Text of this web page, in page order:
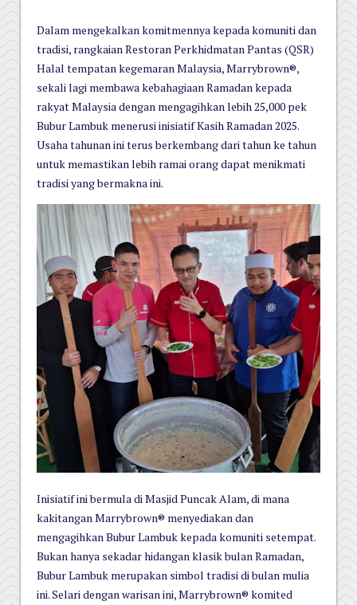
Dalam mengekalkan komitmennya kepada komuniti dan
tradisi, rangkaian Restoran Perkhidmatan Pantas (QSR)
Halal tempatan kegemaran Malaysia, Marrybrown®,
sekali lagi membawa kebahagiaan Ramadan kepada
rakyat Malaysia dengan mengagihkan lebih 25,000 pek
Bubur Lambuk menerusi inisiatif Kasih Ramadan 2025.
Usaha tahunan ini terus berkembang dari tahun ke tahun
untuk memastikan lebih ramai orang dapat menikmati
tradisi yang bermakna ini.
Inisiatif ini bermula di Masjid Puncak Alam, di mana
kakitangan Marrybrown® menyediakan dan
mengagihkan Bubur Lambuk kepada komuniti setempat.
Bukan hanya sekadar hidangan klasik bulan Ramadan,
Bubur Lambuk merupakan simbol tradisi di bulan mulia
ini. Selari dengan warisan ini, Marrybrown® komited